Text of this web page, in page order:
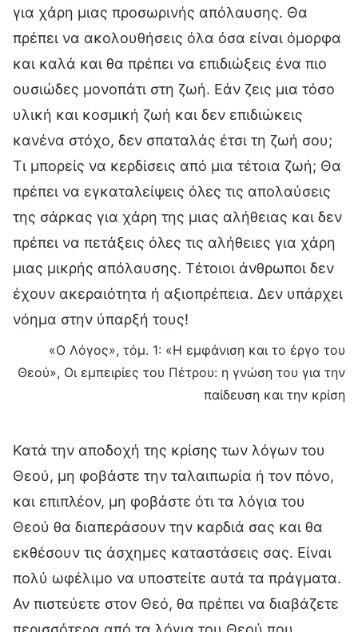
για χάρη μιας προσωρινής απόλαυσης. Θα
πρέπει να ακολουθήσεις όλα όσα είναι όμορφα
και καλά και θα πρέπει να επιδιώξεις ένα πιο
ουσιώδες μονοπάτι στη ζωή. Εάν ζεις μια τόσο
υλική και κοσμική ζωή και δεν επιδιώκεις
κανένα στόχο, δεν σπαταλάς έτσι τη ζωή σου;
Τι μπορείς να κερδίσεις από μια τέτοια ζωή; Θα
πρέπει να εγκαταλείψεις όλες τις απολαύσεις
της σάρκας για χάρη της μιας αλήθειας και δεν
πρέπει να πετάξεις όλες τις αλήθειες για χάρη
μιας μικρής απόλαυσης. Τέτοιοι άνθρωποι δεν
έχουν ακεραιότητα ή αξιοπρέπεια. Δεν υπάρχει
νόημα στην ύπαρξή τους!
«Ο Λόγος», τόμ. 1: «Η εμφάνιση και το έργο του
Θεού», Οι εμπειρίες του Πέτρου: η γνώση του για την
παίδευση και την κρίση
Κατά την αποδοχή της κρίσης των λόγων του
Θεού, μη φοβάστε την ταλαιπωρία ή τον πόνο,
και επιπλέον, μη φοβάστε ότι τα λόγια του
Θεού θα διαπεράσουν την καρδιά σας και θα
εκθέσουν τις άσχημες καταστάσεις σας. Είναι
πολύ ωφέλιμο να υποστείτε αυτά τα πράγματα.
Αν πιστεύετε στον Θεό, θα πρέπει να διαβάζετε